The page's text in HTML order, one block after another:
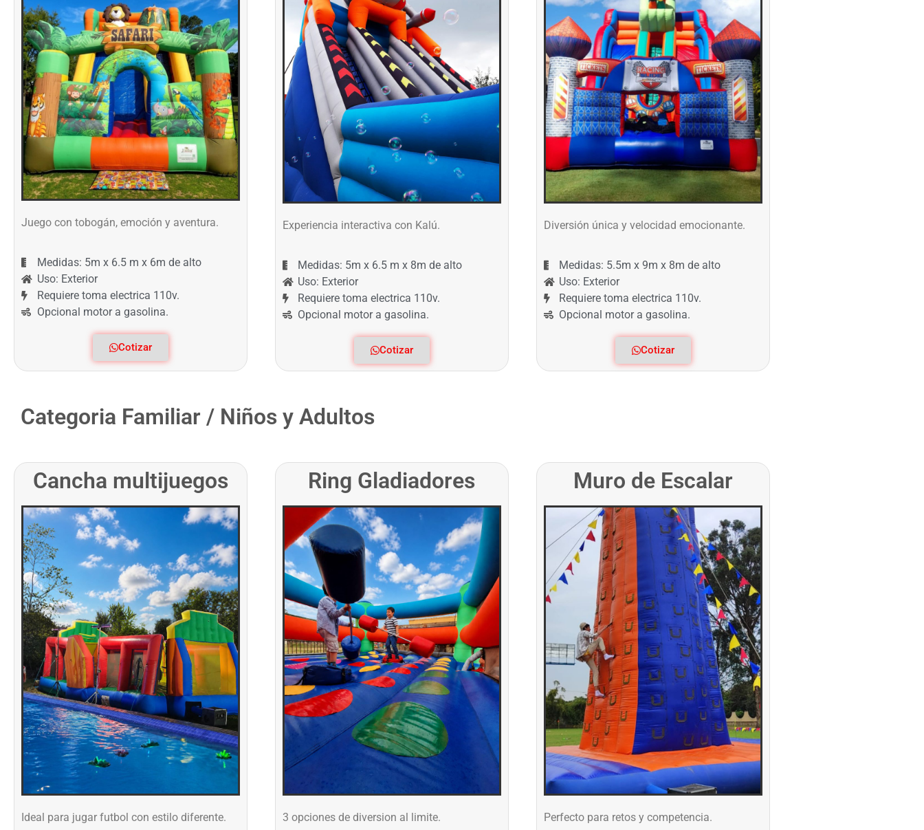
Juego con tobogán, emoción y aventura.
Medidas: 5m x 6.5 m x 6m de alto
Uso: Exterior
Requiere toma electrica 110v.
Opcional motor a gasolina.
Cotizar
Experiencia interactiva con Kalú.
Medidas: 5m x 6.5 m x 8m de alto
Uso: Exterior
Requiere toma electrica 110v.
Opcional motor a gasolina.
Cotizar
Diversión única y velocidad emocionante.
Medidas: 5.5m x 9m x 8m de alto
Uso: Exterior
Requiere toma electrica 110v.
Opcional motor a gasolina.
Cotizar
Categoria Familiar / Niños y Adultos
Cancha multijuegos
Ideal para jugar futbol con estilo diferente.
Ring Gladiadores
3 opciones de diversion al limite.
Muro de Escalar
Perfecto para retos y competencia.